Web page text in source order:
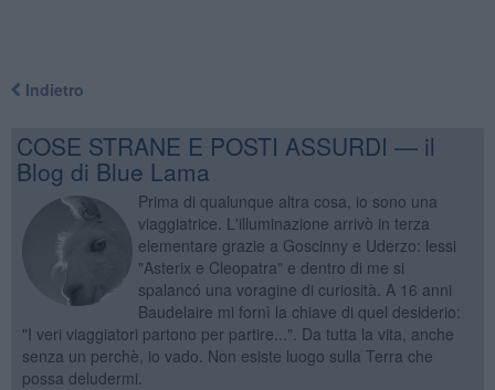
Indietro
COSE STRANE E POSTI ASSURDI — il
Blog di Blue Lama
Prima di qualunque altra cosa, io sono una
viaggiatrice. L'illuminazione arrivò in terza
elementare grazie a Goscinny e Uderzo: lessi
"Asterix e Cleopatra" e dentro di me si
spalancó una voragine di curiosità. A 16 anni
Baudelaire mi fornì la chiave di quel desiderio:
"I veri viaggiatori partono per partire...". Da tutta la vita, anche
senza un perchè, io vado. Non esiste luogo sulla Terra che
possa deludermi.